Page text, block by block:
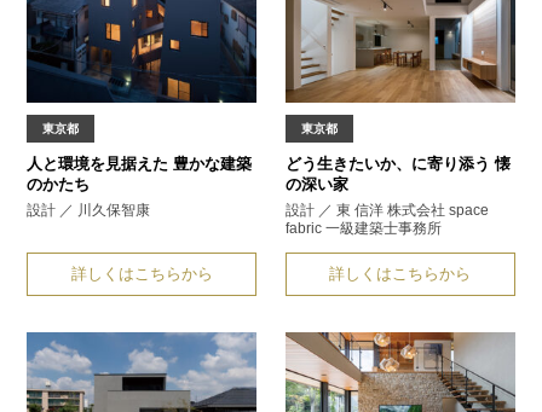
東京都
人と環境を見据えた 豊かな建築
のかたち
設計 ／ 川久保智康
詳しくはこちらから
東京都
どう生きたいか、 に寄り添う 懐
の深い家
設計 ／ 東 信洋 株式会社 space
fabric 一級建築士事務所
詳しくはこちらから